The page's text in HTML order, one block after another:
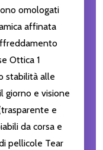
omologati
affinata
Ottica 1
stabilità alle
giorno e visione
e
da corsa e
pellicole Tear